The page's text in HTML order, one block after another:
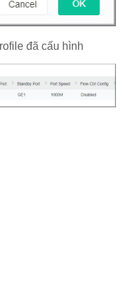
đã cấu hình